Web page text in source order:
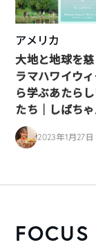
アメリカ
大地と地球を
ラマハワイウ
ら学ぶあたら
たち｜しばち
2023年1月27日
FOCUS